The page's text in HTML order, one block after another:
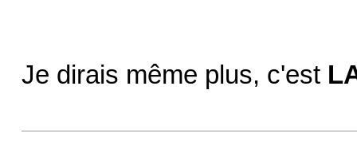
Je dirais même plus, c'est